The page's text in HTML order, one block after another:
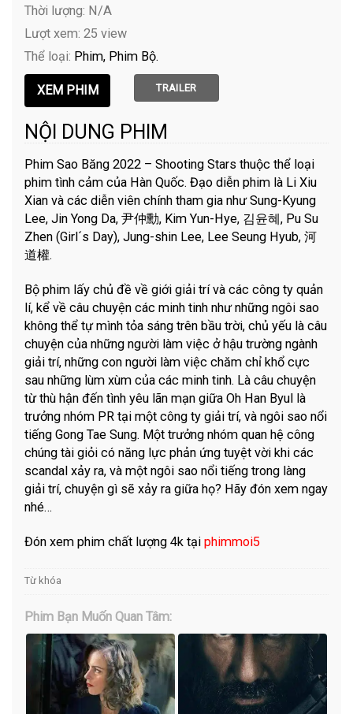
Thời lượng: N/A
Lượt xem: 25 view
Thể loại: Phim Phim Bộ
TRAILER
NỘI DUNG PHIM
Phim Sao Băng 2022 – Shooting Stars thuộc thể loại
phim tình cảm của Hàn Quốc. Đạo diễn phim là Li Xiu
Xian và các diễn viên chính tham gia như Sung-Kyung
Lee, Jin Yong Da, 尹仲勳, Kim Yun-Hye, 김윤혜, Pu Su
Zhen (Girl´s Day), Jung-shin Lee, Lee Seung Hyub, 河
道權.
Bộ phim lấy chủ đề về giới giải trí và các công ty quản
lí, kể về câu chuyện các minh tinh như những ngôi sao
không thể tự mình tỏa sáng trên bầu trời, chủ yếu là câu
chuyện của những người làm việc ở hậu trường ngành
giải trí, những con người làm việc chăm chỉ khổ cực
sau những lùm xùm của các minh tinh. Là câu chuyện
từ thù hận đến tình yêu lãn mạn giữa Oh Han Byul là
trưởng nhóm PR tại một công ty giải trí, và ngôi sao nổi
tiếng Gong Tae Sung. Một trưởng nhóm quan hệ công
chúng tài giỏi có năng lực phản ứng tuyệt vời khi các
scandal xảy ra, và một ngôi sao nổi tiếng trong làng
giải trí, chuyện gì sẽ xảy ra giữa họ? Hãy đón xem ngay
nhé…
Đón xem phim chất lượng 4k tạiphimmoi5
Từ khóa
Phim Bạn Muốn Quan Tâm: